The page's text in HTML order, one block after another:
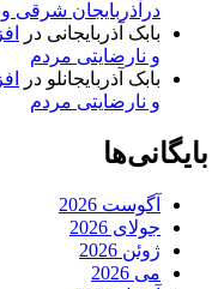
درآذربایجان شرقی
بابک آذربایجانی در
و نارضایتی مردم
بابک آذربایجانلو در
و نارضایتی مردم
بایگانی‌ها
آگوست 2026
جولای 2026
ژوئن 2026
می 2026